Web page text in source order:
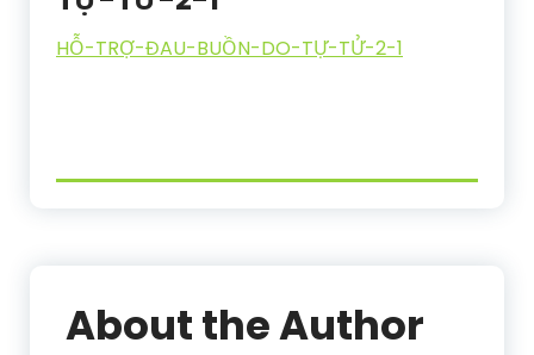
HỖ-TRỢ-ĐAU-BUỒN-DO-TỰ-TỬ-2-1
About the Author